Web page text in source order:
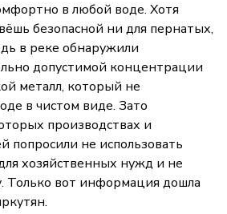
в любой воде. Хотя
безопасной ни для пернатых,
в реке обнаружили
допустимой концентрации
металл, который не
в чистом виде. Зато
производствах и
попросили не использовать
хозяйственных нужд и не
Только вот информация дошла